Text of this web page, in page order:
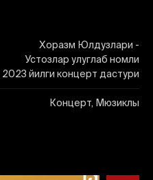
Хоразм Юлдузлари -
Устозлар улуглаб номли
2023 йилги концерт дастури
Концерт, Мюзиклы